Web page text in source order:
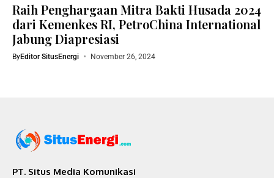
Raih Penghargaan Mitra Bakti Husada 2024
dari Kemenkes RI, PetroChina International
Jabung Diapresiasi
ByEditor SitusEnergi November 26, 2024
PT. Situs Media Komunikasi